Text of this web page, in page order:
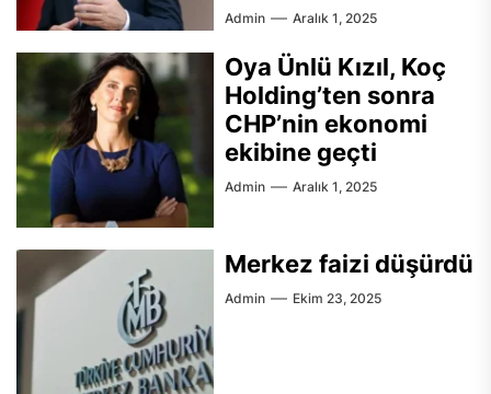
Admin Aralık 1, 2025
Oya Ünlü Kızıl, Koç
Holding’ten sonra
CHP’nin ekonomi
ekibine geçti
Admin Aralık 1, 2025
Merkez faizi düşürdü
Admin Ekim 23, 2025